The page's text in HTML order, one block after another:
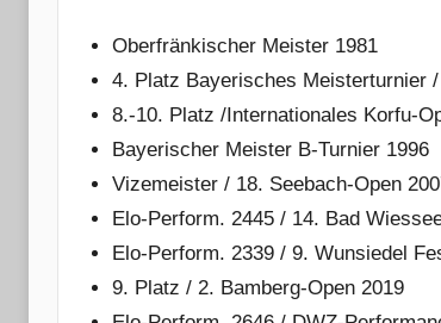
Oberfränkischer Meister 1981
4. Platz Bayerisches Meisterturnier
8.-10. Platz /Internationales Korfu-
Bayerischer Meister B-Turnier 1996
Vizemeister / 18. Seebach-Open
Elo-Perform. 2445 / 14. Bad
Elo-Perform. 2339 / 9. Wunsiedel
9. Platz / 2. Bamberg-Open 2019